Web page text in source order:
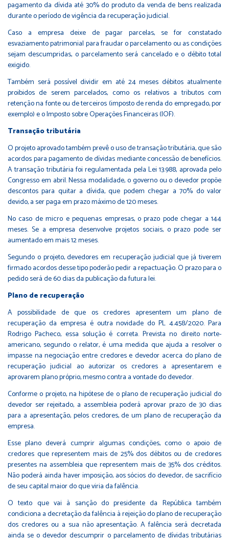
pagamento da dívida até 30% do produto da venda de bens realizada
durante o período de vigência da recuperação judicial.
Caso a empresa deixe de pagar parcelas, se for constatado
esvaziamento patrimonial para fraudar o parcelamento ou as condições
sejam descumpridas, o parcelamento será cancelado e o débito total
exigido.
Também será possível dividir em até 24 meses débitos atualmente
proibidos de serem parcelados, como os relativos a tributos com
retenção na fonte ou de terceiros (imposto de renda do empregado, por
exemplo) e o Imposto sobre Operações Financeiras (IOF).
Transação tributária
O projeto aprovado também prevê o uso de transação tributária, que são
acordos para pagamento de dívidas mediante concessão de benefícios.
A transação tributária foi regulamentada pela Lei 13.988, aprovada pelo
Congresso em abril. Nessa modalidade, o governo ou o devedor propõe
descontos para quitar a dívida, que podem chegar a 70% do valor
devido, a ser paga em prazo máximo de 120 meses.
No caso de micro e pequenas empresas, o prazo pode chegar a 144
meses. Se a empresa desenvolve projetos sociais, o prazo pode ser
aumentado em mais 12 meses.
Segundo o projeto, devedores em recuperação judicial que já tiverem
firmado acordos desse tipo poderão pedir a repactuação. O prazo para o
pedido será de 60 dias da publicação da futura lei.
Plano de recuperação
A possibilidade de que os credores apresentem um plano de
recuperação da empresa é outra novidade do PL 4.458/2020. Para
Rodrigo Pacheco, essa solução é correta. Prevista no direito norte-
americano, segundo o relator, é uma medida que ajuda a resolver o
impasse na negociação entre credores e devedor acerca do plano de
recuperação judicial ao autorizar os credores a apresentarem e
aprovarem plano próprio, mesmo contra a vontade do devedor.
Conforme o projeto, na hipótese de o plano de recuperação judicial do
devedor ser rejeitado, a assembleia poderá aprovar prazo de 30 dias
para a apresentação, pelos credores, de um plano de recuperação da
empresa.
Esse plano deverá cumprir algumas condições, como o apoio de
credores que representem mais de 25% dos débitos ou de credores
presentes na assembleia que representem mais de 35% dos créditos.
Não poderá ainda haver imposição, aos sócios do devedor, de sacrifício
de seu capital maior do que viria da falência.
O texto que vai à sanção do presidente da República também
condiciona a decretação da falência à rejeição do plano de recuperação
dos credores ou a sua não apresentação. A falência será decretada
ainda se o devedor descumprir o parcelamento de dívidas tributárias